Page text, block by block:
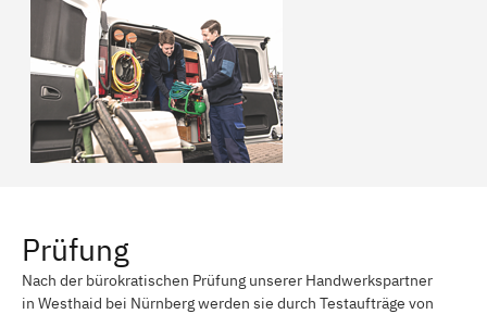
Prüfung
Nach der bürokratischen Prüfung unserer Handwerkspartner
in Westhaid bei Nürnberg werden sie durch Testaufträge von